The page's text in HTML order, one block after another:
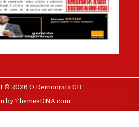
© 2026 O Democrata GB
by ThemesDNA.com